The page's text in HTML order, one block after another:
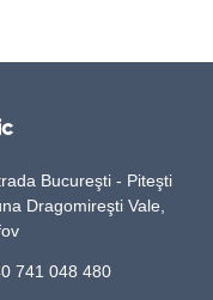
Bucureşti - Piteşti
Dragomireşti Vale,
741 048 480